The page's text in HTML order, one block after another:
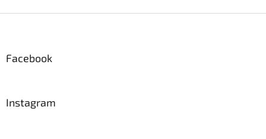
Facebook
Instagram